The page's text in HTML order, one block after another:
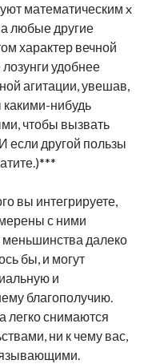
математическим x
любые другие
характер вечной
удобнее
агитации, увешав,
какими-нибудь
чтобы вызвать
если другой пользы
вы интегрируете,
с ними
далеко
бы, и могут
и
благополучию.
легко снимаются
ни к чему вас,